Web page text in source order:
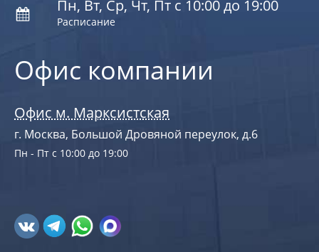
Офис компании
Офис м. Марксистская
г. Москва, Большой Дровяной переулок, д.6
Пн - Пт с 10:00 до 19:00
Пн, Вт, Ср, Чт, Пт с 10:00 до 19:00
Расписание